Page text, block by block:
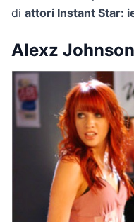
di attori Instant Star:
Alexz Johnson